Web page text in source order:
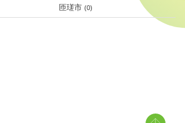
匝瑳市 (0)